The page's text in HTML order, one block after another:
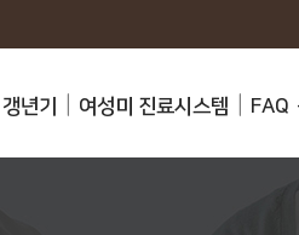
갱년기 여성미 진료시스템 FAQ